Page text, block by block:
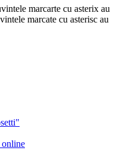
marcarte cu asterix au
marcate cu asterisc au
online